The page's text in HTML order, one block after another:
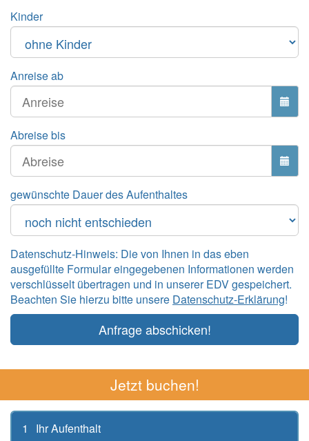
Kinder
Anreise ab
Abreise bis
gewünschte Dauer des Aufenthaltes
Datenschutz-Hinweis: Die von Ihnen in das eben
ausgefüllte Formular eingegebenen Informationen werden
verschlüsselt übertragen und in unserer EDV gespeichert.
Beachten Sie hierzu bitte unsere Datenschutz-Erklärung!
Anfrage abschicken!
Jetzt buchen!
1 Ihr Aufenthalt